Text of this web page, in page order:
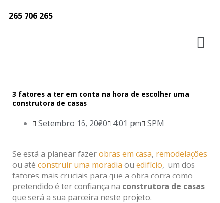
265 706 265
3 fatores a ter em conta na hora de escolher uma
construtora de casas
Setembro 16, 2020 4:01 pm SPM
Se está a planear fazerobras em casa, remodelações
ou até construir uma moradia ou edifício, um dos
fatores mais cruciais para que a obra corra como
pretendido é ter confiança na construtora de casas
que será a sua parceira neste projeto.